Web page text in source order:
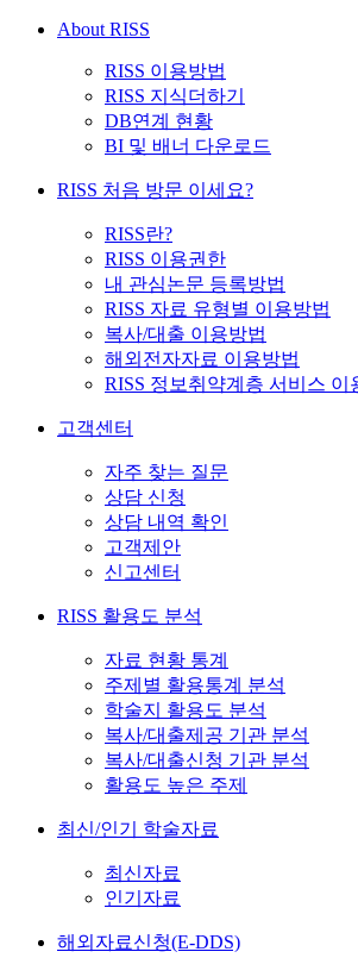
About RISS
RISS 이용방법
RISS 지식더하기
DB연계 현황
BI 및 배너 다운로드
RISS 처음 방문 이세요?
RISS란?
RISS 이용권한
내 관심논문 등록방법
RISS 자료 유형별 이용방법
복사/대출 이용방법
해외전자자료 이용방법
RISS 정보취약계층 서비스 이
고객센터
자주 찾는 질문
상담 신청
상담 내역 확인
고객제안
신고센터
RISS 활용도 분석
자료 현황 통계
주제별 활용통계 분석
학술지 활용도 분석
복사/대출제공 기관 분석
복사/대출신청 기관 분석
활용도 높은 주제
최신/인기 학술자료
최신자료
인기자료
해외자료신청(E-DDS)